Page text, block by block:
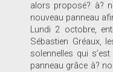
alors proposé? à?
nouveau panneau
Lundi 2 octobre,
Sébastien Gréaux,
solennelles qui
panneau grâce à?